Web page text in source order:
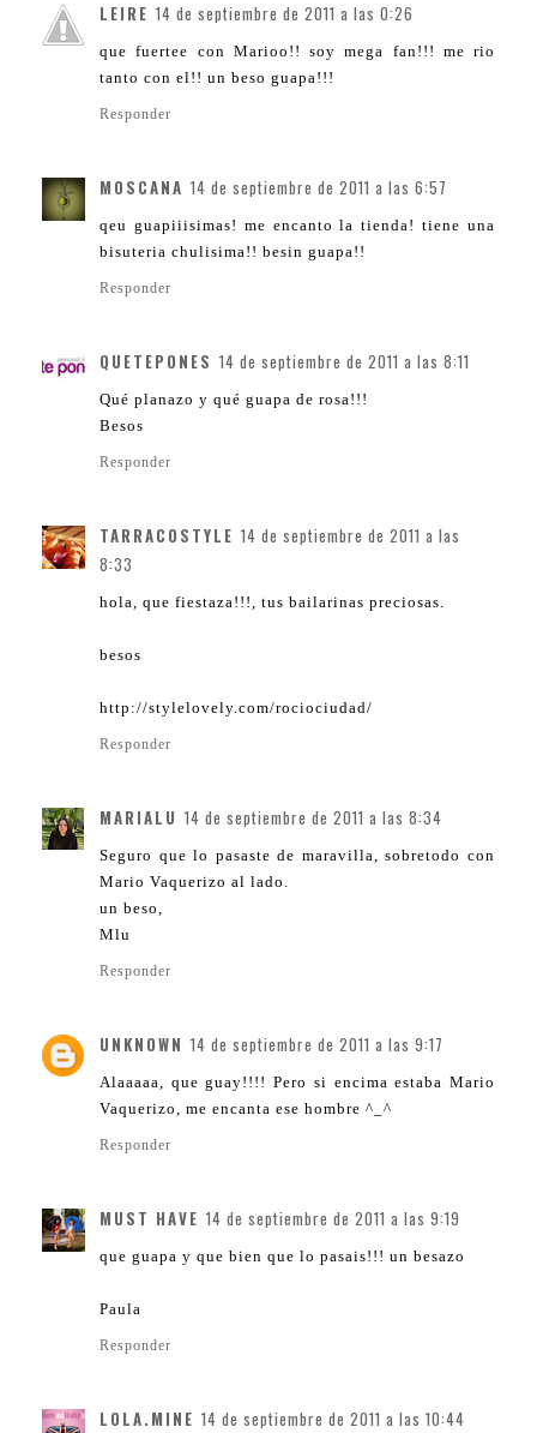
LEIRE 14 de septiembre de 2011 a las 0:26
que fuertee con Marioo!! soy mega fan!!! me rio
tanto con el!! un beso guapa!!!
Responder
MOSCANA 14 de septiembre de 2011 a las 6:57
qeu guapiiisimas! me encanto la tienda! tiene una
bisuteria chulisima!! besin guapa!!
Responder
QUETEPONES 14 de septiembre de 2011 a las 8:11
Qué planazo y qué guapa de rosa!!!
Besos
Responder
TARRACOSTYLE 14 de septiembre de 2011 a las
8:33
hola, que fiestaza!!!, tus bailarinas preciosas.
besos
http://stylelovely.com/rociociudad/
Responder
MARIALU 14 de septiembre de 2011 a las 8:34
Seguro que lo pasaste de maravilla, sobretodo con
Mario Vaquerizo al lado.
un beso,
Mlu
Responder
UNKNOWN 14 de septiembre de 2011 a las 9:17
Alaaaaa, que guay!!!! Pero si encima estaba Mario
Vaquerizo, me encanta ese hombre ^_^
Responder
MUST HAVE 14 de septiembre de 2011 a las 9:19
que guapa y que bien que lo pasais!!! un besazo
Paula
Responder
LOLA.MINE 14 de septiembre de 2011 a las 10:44